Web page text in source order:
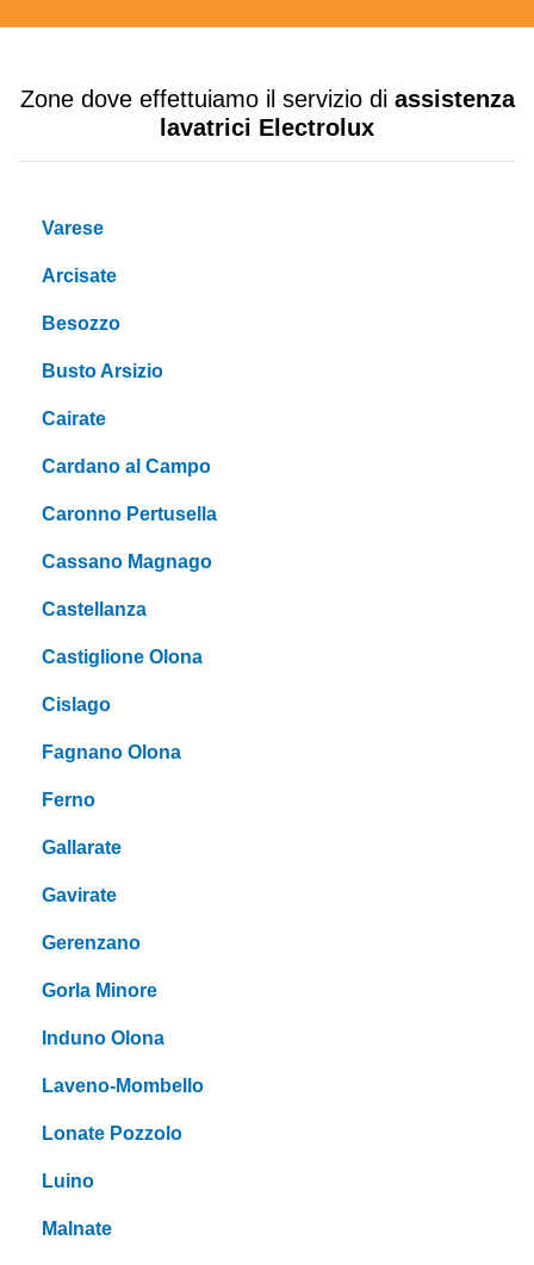
Zone dove effettuiamo il servizio di assistenza
lavatrici Electrolux
Varese
Arcisate
Besozzo
Busto Arsizio
Cairate
Cardano al Campo
Caronno Pertusella
Cassano Magnago
Castellanza
Castiglione Olona
Cislago
Fagnano Olona
Ferno
Gallarate
Gavirate
Gerenzano
Gorla Minore
Induno Olona
Laveno-Mombello
Lonate Pozzolo
Luino
Malnate